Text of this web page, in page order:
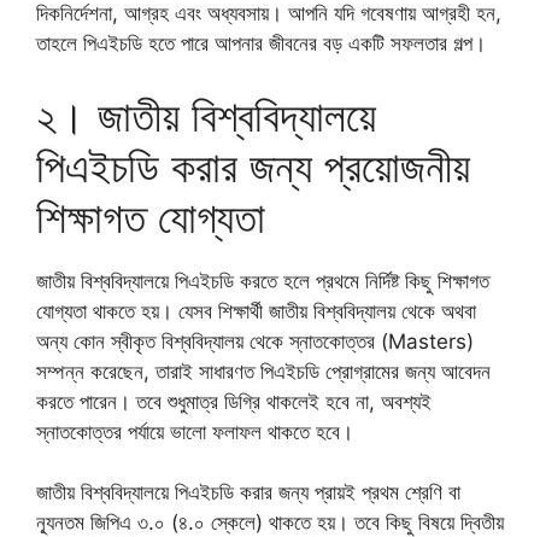
দিকনির্দেশনা, আগ্রহ এবং অধ্যবসায়। আপনি যদি গবেষণায় আগ্রহী হন,
তাহলে পিএইচডি হতে পারে আপনার জীবনের বড় একটি সফলতার গল্প।
২। জাতীয় বিশ্ববিদ্যালয়ে
পিএইচডি করার জন্য প্রয়োজনীয়
শিক্ষাগত যোগ্যতা
জাতীয় বিশ্ববিদ্যালয়ে পিএইচডি করতে হলে প্রথমে নির্দিষ্ট কিছু শিক্ষাগত
যোগ্যতা থাকতে হয়। যেসব শিক্ষার্থী জাতীয় বিশ্ববিদ্যালয় থেকে অথবা
অন্য কোন স্বীকৃত বিশ্ববিদ্যালয় থেকে স্নাতকোত্তর (Masters)
সম্পন্ন করেছেন, তারাই সাধারণত পিএইচডি প্রোগ্রামের জন্য আবেদন
করতে পারেন। তবে শুধুমাত্র ডিগ্রি থাকলেই হবে না, অবশ্যই
স্নাতকোত্তর পর্যায়ে ভালো ফলাফল থাকতে হবে।
জাতীয় বিশ্ববিদ্যালয়ে পিএইচডি করার জন্য প্রায়ই প্রথম শ্রেণি বা
ন্যূনতম জিপিএ ৩.০ (৪.০ স্কেলে) থাকতে হয়। তবে কিছু বিষয়ে দ্বিতীয়